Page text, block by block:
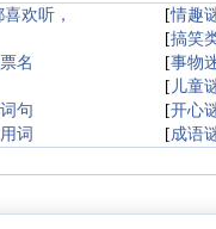
欢听， [情趣
[搞笑
名 [事物
[ 儿童
句 [开心
词 [成语